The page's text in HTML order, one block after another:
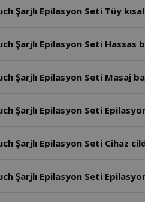
Şarjlı Epilasyon Seti Tüy
Şarjlı Epilasyon Seti Hassas
Şarjlı Epilasyon Seti Masaj
Şarjlı Epilasyon Seti
Şarjlı Epilasyon Seti Cihaz
Şarjlı Epilasyon Seti